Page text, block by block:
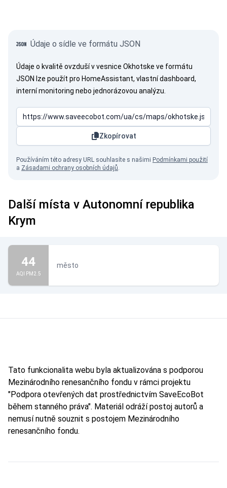
Údaje o sídle ve formátu JSON
Údaje o kvalitě ovzduší v vesnice Okhotske ve formátu
JSON lze použít pro HomeAssistant, vlastní dashboard,
interní monitoring nebo jednorázovou analýzu.
Zkopírovat
Používáním této adresy URL souhlasíte s našimi Podmínkami použití
a Zásadami ochrany osobních údajů.
Další místa v Autonomní republika
Krym
44
AQI PM2.5
město
Tato funkcionalita webu byla aktualizována s podporou
Mezinárodního renesančního fondu v rámci projektu
"Podpora otevřených dat prostřednictvím SaveEcoBot
během stanného práva". Materiál odráží postoj autorů a
nemusí nutně souznit s postojem Mezinárodního
renesančního fondu.